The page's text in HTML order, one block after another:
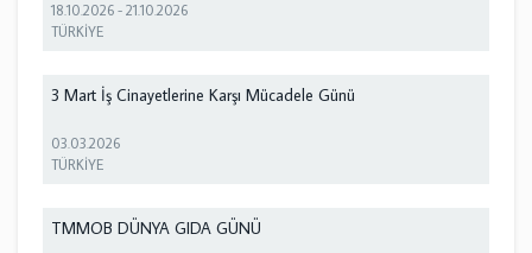
18.10.2026 -21.10.2026
TÜRKİYE
3 Mart İş Cinayetlerine Karşı Mücadele Günü
03.03.2026
TÜRKİYE
TMMOB DÜNYA GIDA GÜNÜ